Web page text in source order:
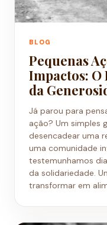
BLOG
Pequenas
Impactos:
da
Já parou para
ação? Um simples
desencadear uma
uma comunidade
testemunhamos
da solidariedade.
transformar em